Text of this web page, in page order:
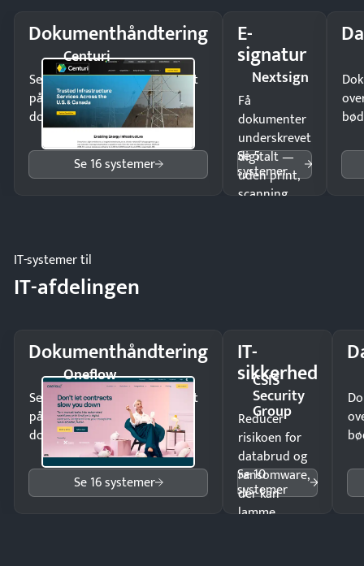
Dokumenthåndtering
Centuri
Send kontrakter til underskrift
på minutter og mist ingen
dokumenter.
Se 16 systemer
E-
signatur
Nextsign
Få
dokumenter
underskrevet
digitalt —
uden print,
scanning
Se 5
systemer
IT-systemer til
IT-afdelingen
Dokumenthåndtering
Oneflow
Send kontrakter til underskrift
på minutter og mist ingen
dokumenter.
Se 16 systemer
IT-
sikkerhed
CSIS
Security
Group
Reducer
risikoen for
databrud og
ransomware,
der kan
lamme
Se 10
systemer